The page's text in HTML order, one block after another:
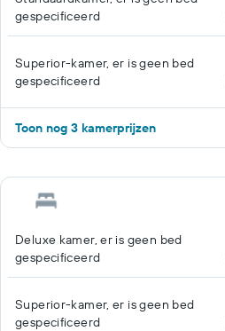
gespecificeerd
Superior-kamer, er is geen bed
gespecificeerd
Toon nog 3 kamerprijzen
Deluxe kamer, er is geen bed
gespecificeerd
Superior-kamer, er is geen bed
gespecificeerd